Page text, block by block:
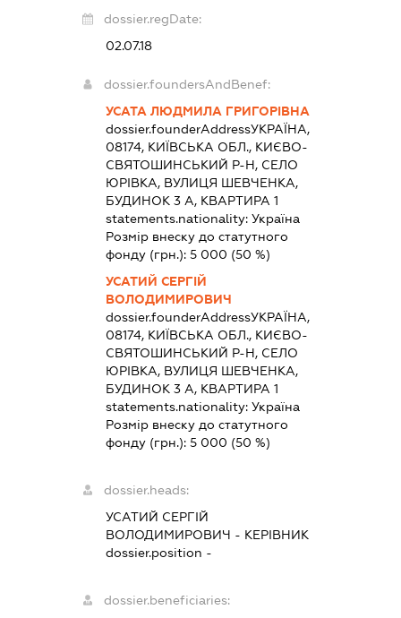
dossier.regDate:
02.07.18
dossier.foundersAndBenef:
УСАТА ЛЮДМИЛА ГРИГОРІВНА
dossier.founderAddressУКРАЇНА,
08174, КИЇВСЬКА ОБЛ., КИЄВО-
СВЯТОШИНСЬКИЙ Р-Н, СЕЛО
ЮРІВКА, ВУЛИЦЯ ШЕВЧЕНКА,
БУДИНОК 3 А, КВАРТИРА 1
statements.nationality: Україна
Розмір внеску до статутного
фонду (грн.): 5 000 (50 %)
УСАТИЙ СЕРГІЙ
ВОЛОДИМИРОВИЧ
dossier.founderAddressУКРАЇНА,
08174, КИЇВСЬКА ОБЛ., КИЄВО-
СВЯТОШИНСЬКИЙ Р-Н, СЕЛО
ЮРІВКА, ВУЛИЦЯ ШЕВЧЕНКА,
БУДИНОК 3 А, КВАРТИРА 1
statements.nationality: Україна
Розмір внеску до статутного
фонду (грн.): 5 000 (50 %)
dossier.heads:
УСАТИЙ СЕРГІЙ
ВОЛОДИМИРОВИЧ - КЕРІВНИК
dossier.position -
dossier.beneficiaries: